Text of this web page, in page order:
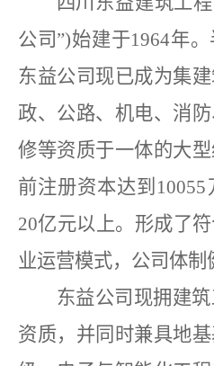
公司”)始建于1964年
东益公司现已成为集
政、公路、机电、消
修等资质于一体的大
前注册资本达到
20亿元以上。形成了
业运营模式，公司体制
东益公司现拥建
资质，并同时兼具地